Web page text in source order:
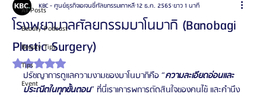
All Posts
Beauty Podcast
Beauty Tips
Tips
Event
โรงพยาบาลศัลยกรรมบาโนบากิ (Banobagi
Plastic Surgery)
KBC - ศูนย์ธุรกิจเอเจนซี่ศัลยกรรมเกาหลี12 ธ.ค. 2565 ยาว 1 นาที
ได้รับ NaN เต็ม 5 ดาว
ปรัชญาการดูแลความงามของบาโนบากิคือ “ความละเอียดอ่อนและ
ประณีตในทุกขั้นตอน” ที่นี่เราเคารพการตัดสินใจของคนไข้ และคำนึง